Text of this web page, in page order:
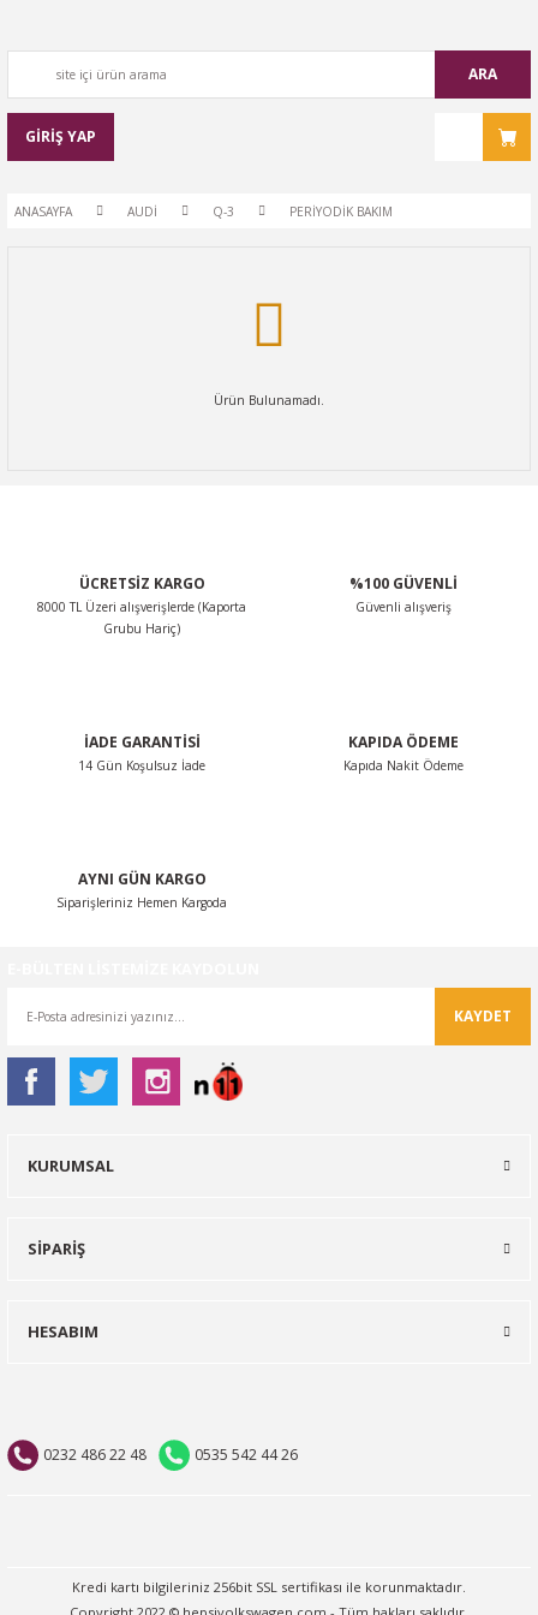
ARA
GİRİŞ YAP
ANASAYFA AUDİ Q-3 PERİYODİK BAKIM
Ürün Bulunamadı.
ÜCRETSİZ KARGO
8000 TL Üzeri alışverişlerde (Kaporta
Grubu Hariç)
%100 GÜVENLİ
Güvenli alışveriş
İADE GARANTİSİ
14 Gün Koşulsuz İade
KAPIDA ÖDEME
Kapıda Nakit Ödeme
AYNI GÜN KARGO
Siparişleriniz Hemen Kargoda
KAYDET
0232 486 22 48 0535 542 44 26
KURUMSAL
SİPARİŞ
HESABIM
Kredi kartı bilgileriniz 256bit SSL sertifikası ile korunmaktadır.